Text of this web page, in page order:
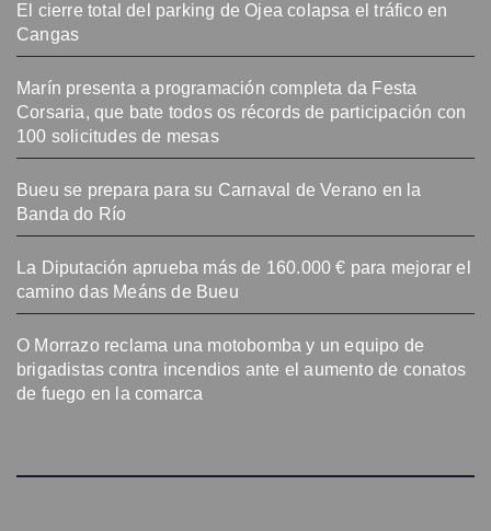
El cierre total del parking de Ojea colapsa el tráfico en
Cangas
Marín presenta a programación completa da Festa
Corsaria, que bate todos os récords de participación con
100 solicitudes de mesas
Bueu se prepara para su Carnaval de Verano en la
Banda do Río
La Diputación aprueba más de 160.000 € para mejorar el
camino das Meáns de Bueu
O Morrazo reclama una motobomba y un equipo de
brigadistas contra incendios ante el aumento de conatos
de fuego en la comarca